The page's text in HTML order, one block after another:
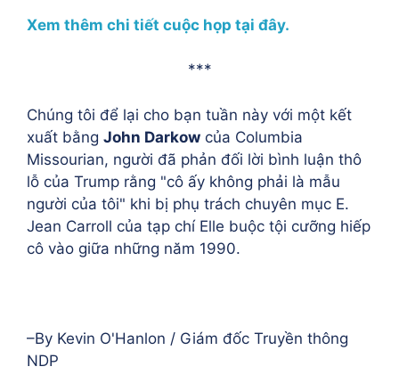
Xem thêm chi tiết cuộc họp tại đây.
***
Chúng tôi để lại cho bạn tuần này với một kết
xuất bằng John Darkow của Columbia
Missourian, người đã phản đối lời bình luận thô
lỗ của Trump rằng "cô ấy không phải là mẫu
người của tôi" khi bị phụ trách chuyên mục E.
Jean Carroll của tạp chí Elle buộc tội cưỡng hiếp
cô vào giữa những năm 1990.
–By Kevin O'Hanlon / Giám đốc Truyền thông
NDP